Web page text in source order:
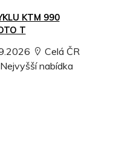
KTM 990
T
Celá ČR
Nejvyšší nabídka